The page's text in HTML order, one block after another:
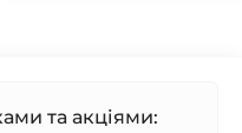
та акціями: